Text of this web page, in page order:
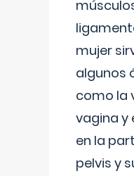
mujer
algunos
como la
vagina y
en la
pelvis y